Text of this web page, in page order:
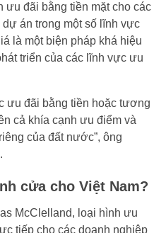
ưu đãi bằng tiền mặt cho các
án trong một số lĩnh vực
là một biện pháp khá hiệu
triển của các lĩnh vực ưu
ưu đãi bằng tiền hoặc tương
cả khía cạnh ưu điểm và
của đất nước”, ông
cửa cho Việt Nam?
McClelland, loại hình ưu
tiếp cho các doanh nghiệp